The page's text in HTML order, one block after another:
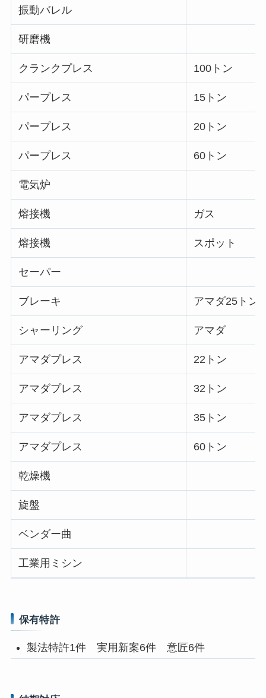
振動バレル
研磨機
クランクプレス 100トン
パープレス 15トン
パープレス 20トン
パープレス 60トン
電気炉
熔接機 ガス
熔接機 スポット
セーパー
ブレーキ アマダ25トン
シャーリング アマダ
アマダプレス 22トン
アマダプレス 32トン
アマダプレス 35トン
アマダプレス 60トン
乾燥機
旋盤
ベンダー曲
工業用ミシン
保有特許
製法特許1件 実用新案6件 意匠6件